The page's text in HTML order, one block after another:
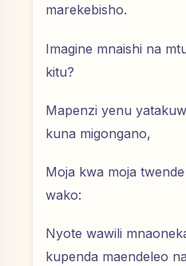
marekebisho.
Imagine mnaishi na
kitu?
Mapenzi yenu
kuna migongano,
Moja kwa moja
wako:
Nyote wawili
kupenda maendeleo